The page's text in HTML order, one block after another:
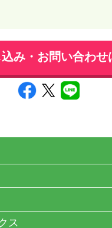
み・お問い合わせ
ス